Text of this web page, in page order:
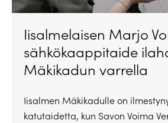
Iisalmelaisen Marjo
sähkökaappitaide
Mäkikadun varrella
Iisalmen Mäkikadulle on
katutaidetta, kun Savon Voima